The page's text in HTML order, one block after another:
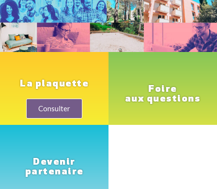
La plaquette
Consulter
Foire
aux questions
Devenir
partenaire